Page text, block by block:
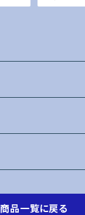
商品一覧に戻る